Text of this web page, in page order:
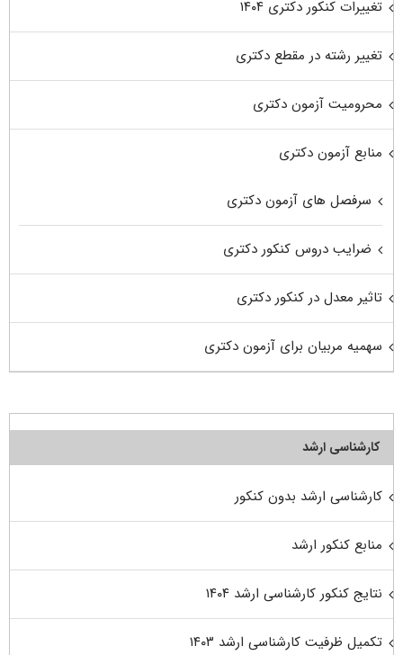
تغییرات کنکور دکتری ۱۴۰۴
تغییر رشته در مقطع دکتری
محرومیت آزمون دکتری
منابع آزمون دکتری
سرفصل های آزمون دکتری
ضرایب دروس کنکور دکتری
تاثیر معدل در کنکور دکتری
سهمیه مربیان برای آزمون دکتری
کارشناسی ارشد
کارشناسی ارشد بدون کنکور
منابع کنکور ارشد
نتایج کنکور کارشناسی ارشد ۱۴۰۴
تکمیل ظرفیت کارشناسی ارشد ۱۴۰۳